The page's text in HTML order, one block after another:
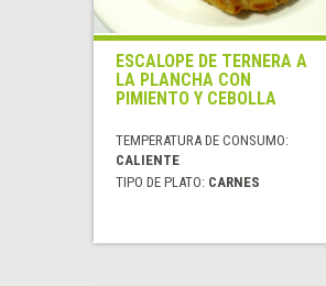
ESCALOPE DE TERNERA A
LA PLANCHA CON
PIMIENTO Y CEBOLLA
TEMPERATURA DE CONSUMO:
CALIENTE
TIPO DE PLATO: CARNES